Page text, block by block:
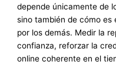
depende únicamente de
sino también de cómo
por los demás. Medir la
confianza, reforzar la
online coherente en el